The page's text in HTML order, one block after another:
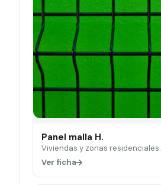
Panel malla H.
Viviendas y zonas residenciales.
Ver ficha